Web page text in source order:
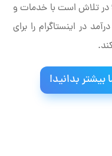
اینبو با سابقه فعالیت مداوم از سال 95 در تلاش است با خدمات و
در اینستاگرام را برای
بیشتر بدانید!